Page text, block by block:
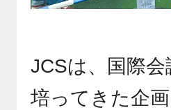
JCSは、国際
培ってきた企